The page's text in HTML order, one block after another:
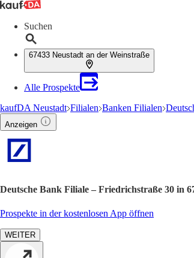
Suchen
67433 Neustadt an der Weinstraße
Alle Prospekte
kaufDA Neustadt Filialen Banken Filialen
Anzeigen
Deutsche Bank Filiale – Friedrichstraße 30 in
Prospekte in der kostenlosen App öffnen
WEITER